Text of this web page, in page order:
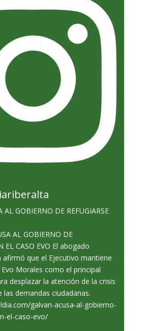
AL GOBIERNO DE REFUGIARSE